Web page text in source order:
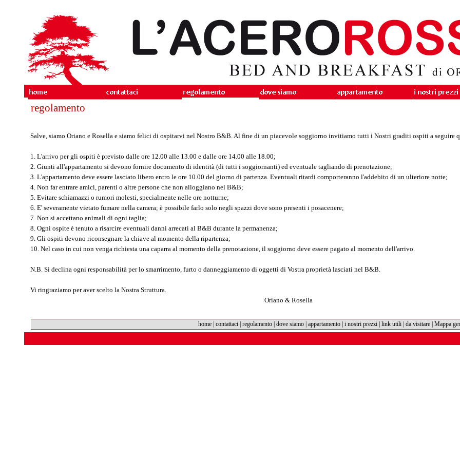
regolamento
Salve, siamo Oriano e Rosella e siamo felici di ospitarvi nel Nostro B&B. Al fine di un piacevole soggiorno invitiamo tutti i Nostri graditi ospiti a seguire
1. L'arrivo per gli ospiti è previsto dalle ore 12.00 alle 13.00 e dalle ore 14.00 alle 18.00;
2. Giunti all'appartamento si devono fornire documento di identità (di tutti i soggiornanti) ed eventuale tagliando di prenotazione;
3. L'appartamento deve essere lasciato libero entro le ore 10.00 del giorno di partenza. Eventuali ritardi comporteranno l'addebito di un ulteriore notte;
4. Non far entrare amici, parenti o altre persone che non alloggiano nel B&B;
5. Evitare schiamazzi o rumori molesti, specialmente nelle ore notturne;
6. E' severamente vietato fumare nella camera; è possibile farlo solo negli spazzi dove sono presenti i posacenere;
7. Non si accettano animali di ogni taglia;
8. Ogni ospite è tenuto a risarcire eventuali danni arrecati al B&B durante la permanenza;
9. Gli ospiti devono riconsegnare la chiave al momento della ripartenza;
10. Nel caso in cui non venga richiesta una caparra al momento della prenotazione, il soggiorno deve essere pagato al momento dell'arrivo.
N.B. Si declina ogni responsabilità per lo smarrimento, furto o danneggiamento di oggetti di Vostra proprietà lasciati nel B&B.
Vi ringraziamo per aver scelto la Nostra Struttura.
Oriano & Rosella
home contattaci regolamento dove siamo appartamento i nostri prezzi link utili da visitare Mappa